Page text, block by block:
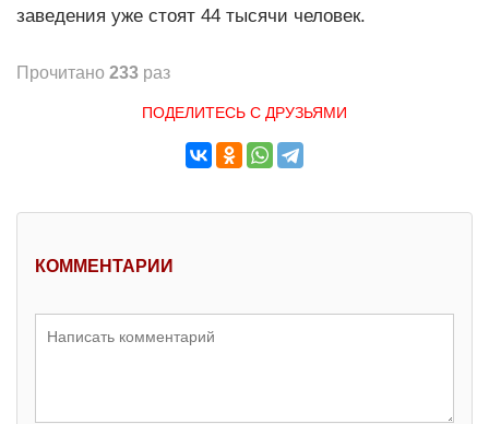
заведения уже стоят 44 тысячи человек.
Прочитано 233 раз
ПОДЕЛИТЕСЬ С ДРУЗЬЯМИ
КОММЕНТАРИИ